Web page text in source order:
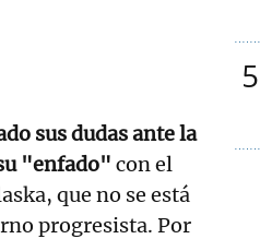
sus dudas ante la
"enfado" con el
que no se está
progresista. Por
5